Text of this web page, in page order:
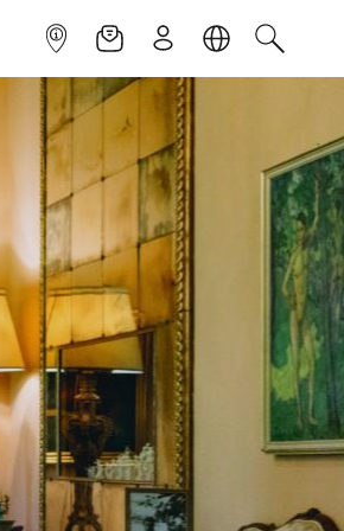
INFOPOINTNEWSLETTER
ISCRIVITILINGUACERCA